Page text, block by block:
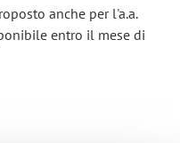
anche per l'a.a.
entro il mese di